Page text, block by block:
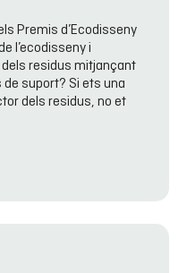
Premis d’Ecodisseny
l’ecodisseny i
residus mitjançant
suport? Si ets una
dels residus, no et